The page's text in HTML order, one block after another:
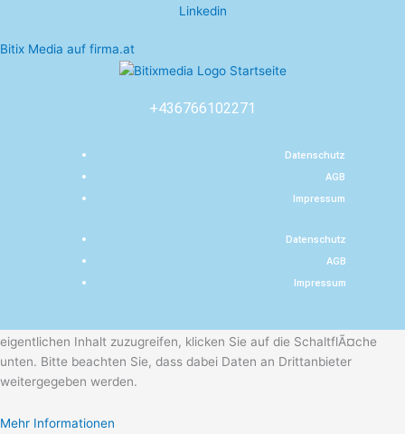
Linkedin
Bitix Media auf firma.at
+436766102271
Datenschutz
AGB
Impressum
Datenschutz
AGB
Impressum
eigentlichen Inhalt zuzugreifen, klicken Sie auf die SchaltflÃ¤che
unten. Bitte beachten Sie, dass dabei Daten an Drittanbieter
weitergegeben werden.
Mehr Informationen